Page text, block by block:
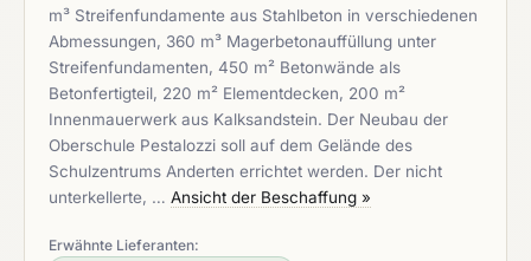
m³ Streifenfundamente aus Stahlbeton in verschiedenen
Abmessungen, 360 m³ Magerbetonauffüllung unter
Streifenfundamenten, 450 m² Betonwände als
Betonfertigteil, 220 m² Elementdecken, 200 m²
Innenmauerwerk aus Kalksandstein. Der Neubau der
Oberschule Pestalozzi soll auf dem Gelände des
Schulzentrums Anderten errichtet werden. Der nicht
unterkellerte, … Ansicht der Beschaffung »
Erwähnte Lieferanten: